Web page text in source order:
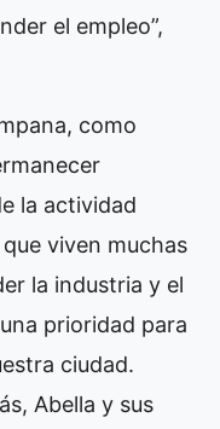
el empleo”,
como
la actividad
viven muchas
la industria y el
prioridad para
ciudad.
Abella y sus